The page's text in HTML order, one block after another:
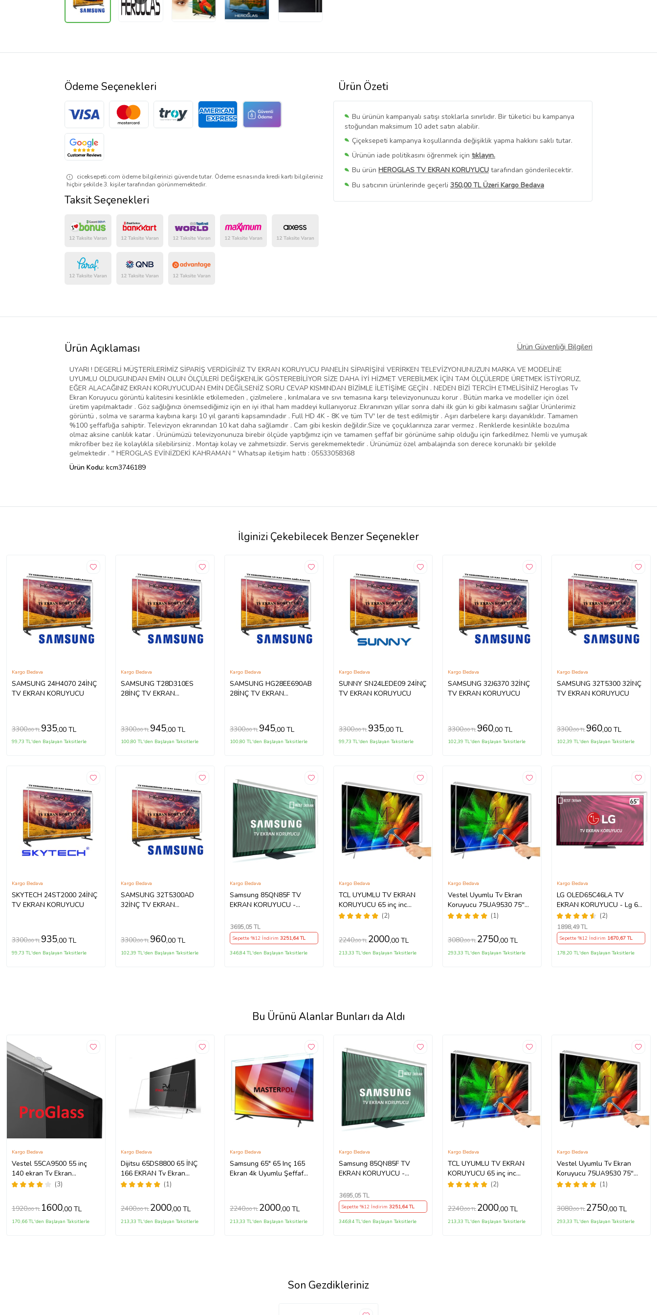
Ürün Özeti
Bu ürünün kampanyalı satışı stoklarla sınırlıdır. Bir tüketici bu kampanya
stoğundan maksimum 10 adet satın alabilir.
Çiçeksepeti kampanya koşullarında değişiklik yapma hakkını saklı tutar.
Ürünün iade politikasını öğrenmek için tıklayın.
Bu ürün HEROGLAS TV EKRAN KORUYUCU tarafından gönderilecektir.
Bu satıcının ürünlerinde geçerli 350,00 TL Üzeri Kargo Bedava
Bu SatıcınınTüm Ürünlerini Görüntüle
Ödeme Seçenekleri
ciceksepeti.com ödeme bilgilerinizi güvende tutar. Ödeme esnasında kredi kartı bilgileriniz
hiçbir şekilde 3. kişiler tarafından görünmemektedir.
Taksit Seçenekleri
Ürün Açıklaması Ürün Güvenliği Bilgileri
UYARI ! DEGERLİ MÜŞTERİLERİMİZ SİPARİŞ VERDİGİNİZ TV EKRAN KORUYUCU PANELİN SİPARİŞİNİ VERİRKEN TELEVİZYONUNUZUN MARKA VE MODELİNE
UYUMLU OLDUGUNDAN EMİN OLUN ÖLÇÜLERİ DEĞİŞKENLİK GÖSTEREBİLİYOR SİZE DAHA İYİ HİZMET VEREBİLMEK İÇİN TAM ÖLÇÜLERDE ÜRETMEK İSTİYORUZ,
EĞER ALACAĞINIZ EKRAN KORUYUCUDAN EMİN DEĞİLSENİZ SORU CEVAP KISMINDAN BİZİMLE İLETİŞİME GEÇİN . NEDEN BİZİ TERCİH ETMELİSİNİZ Heroglas Tv
Ekran Koruyucu görüntü kalitesini kesinlikle etkilemeden , çizilmelere , kırılmalara ve sıvı temasına karşı televizyonunuzu korur . Bütün marka ve modeller için özel
üretim yapılmaktadır . Göz sağlığınızı önemsediğimiz için en iyi ithal ham maddeyi kullanıyoruz .Ekranınızın yıllar sonra dahi ilk gün ki gibi kalmasını sağlar Ürünlerimiz
görüntü , solma ve sararma kaybına karşı 10 yıl garanti kapsamındadır . Full HD 4K - 8K ve tüm TV' ler de test edilmiştir . Aşırı darbelere karşı dayanıklıdır. Tamamen
%100 şeffaflığa sahiptir. Televizyon ekranından 10 kat daha sağlamdır . Cam gibi keskin değildir.Size ve çoçuklarınıza zarar vermez . Renklerde kesinlikle bozulma
olmaz aksine canlılık katar . Ürünümüzü televizyonunuza birebir ölçüde yaptığımız için ve tamamen şeffaf bir görünüme sahip olduğu için farkedilmez. Nemli ve yumuşak
mikrofiber bez ile kolaylıkla silebilirsiniz . Montajı kolay ve zahmetsizdir. Servis gerekmemektedir . Ürünümüz özel ambalajında son derece korunaklı bir şekilde
gelmektedir . '' HEROGLAS EVİNİZDEKİ KAHRAMAN '' Whatsap iletişim hattı : 05533058368
Ürün Kodu: kcm3746189
İlginizi Çekebilecek Benzer Seçenekler
SAMSUNG 24H4070 24İNÇ
TV EKRAN KORUYUCU
Kargo Bedava
3300,00 TL 935,00 TL
99,73 TL'den Başlayan Taksitlerle
SAMSUNG T28D310ES
28İNÇ TV EKRAN
Kargo Bedava
3300,00 TL 945,00 TL
100,80 TL'den Başlayan Taksitlerle
SAMSUNG HG28EE690AB
28İNÇ TV EKRAN
Kargo Bedava
3300,00 TL 945,00 TL
100,80 TL'den Başlayan Taksitlerle
SUNNY SN24LEDE09 24İNÇ
TV EKRAN KORUYUCU
Kargo Bedava
3300,00 TL 935,00 TL
99,73 TL'den Başlayan Taksitlerle
SAMSUNG 32J6370 32İNÇ
TV EKRAN KORUYUCU
Kargo Bedava
3300,00 TL 960,00 TL
102,39 TL'den Başlayan Taksitlerle
SAMSUNG 32T5300 32İNÇ
TV EKRAN KORUYUCU
Kargo Bedava
3300,00 TL 960,00 TL
102,39 TL'den Başlayan Taksitlerle
SKYTECH 24ST2000 24İNÇ
TV EKRAN KORUYUCU
Kargo Bedava
3300,00 TL 935,00 TL
99,73 TL'den Başlayan Taksitlerle
SAMSUNG 32T5300AD
32İNÇ TV EKRAN
Kargo Bedava
3300,00 TL 960,00 TL
102,39 TL'den Başlayan Taksitlerle
Samsung 85QN85F TV
EKRAN KORUYUCU -
Ekran Tv ekran Koruyucu
QE85QN85FAUXTK
Kargo Bedava
3695,05 TL
Sepette %12 İndirim 3251,64 TL
346,84 TL'den Başlayan Taksitlerle
TCL UYUMLU TV EKRAN
KORUYUCU 65 inç inc
65C735 C735 TCL QLED 4K
(2)
Kargo Bedava
2240,00 TL 2000,00 TL
213,33 TL'den Başlayan Taksitlerle
Vestel Uyumlu Tv Ekran
Koruyucu 75UA9530 75''
189 Ekran 4K Smart Android
(1)
Kargo Bedava
3080,00 TL 2750,00 TL
293,33 TL'den Başlayan Taksitlerle
LG OLED65C46LA TV
EKRAN KORUYUCU - Lg 65"
inç 4k Oled Evo Ekran
Koruyucu
(2)
Kargo Bedava
1898,49 TL
Sepette %12 İndirim 1670,67 TL
178,20 TL'den Başlayan Taksitlerle
Bu Ürünü Alanlar Bunları da Aldı
Vestel 55CA9500 55 inç
140 ekran Tv Ekran
Koruyucu
(3)
Kargo Bedava
1920,00 TL 1600,00 TL
170,66 TL'den Başlayan Taksitlerle
Dijitsu 65DS8800 65 İNÇ
166 EKRAN Tv Ekran
Koruyucu
(1)
Kargo Bedava
2400,00 TL 2000,00 TL
213,33 TL'den Başlayan Taksitlerle
Samsung 65" 65 Inç 165
Ekran 4k Uyumlu Şeffaf
Kargo Bedava
2240,00 TL 2000,00 TL
213,33 TL'den Başlayan Taksitlerle
Samsung 85QN85F TV
EKRAN KORUYUCU -
Ekran Tv ekran Koruyucu
QE85QN85FAUXTK
Kargo Bedava
3695,05 TL
Sepette %12 İndirim 3251,64 TL
346,84 TL'den Başlayan Taksitlerle
TCL UYUMLU TV EKRAN
KORUYUCU 65 inç inc
65C735 C735 TCL QLED 4K
(2)
Kargo Bedava
2240,00 TL 2000,00 TL
213,33 TL'den Başlayan Taksitlerle
Vestel Uyumlu Tv Ekran
Koruyucu 75UA9530 75''
189 Ekran 4K Smart Android
(1)
Kargo Bedava
3080,00 TL 2750,00 TL
293,33 TL'den Başlayan Taksitlerle
Son Gezdikleriniz